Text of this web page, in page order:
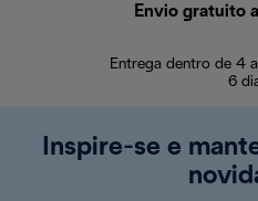
Envio gratuito
Entrega dentro de 4
6
Inspire-se e